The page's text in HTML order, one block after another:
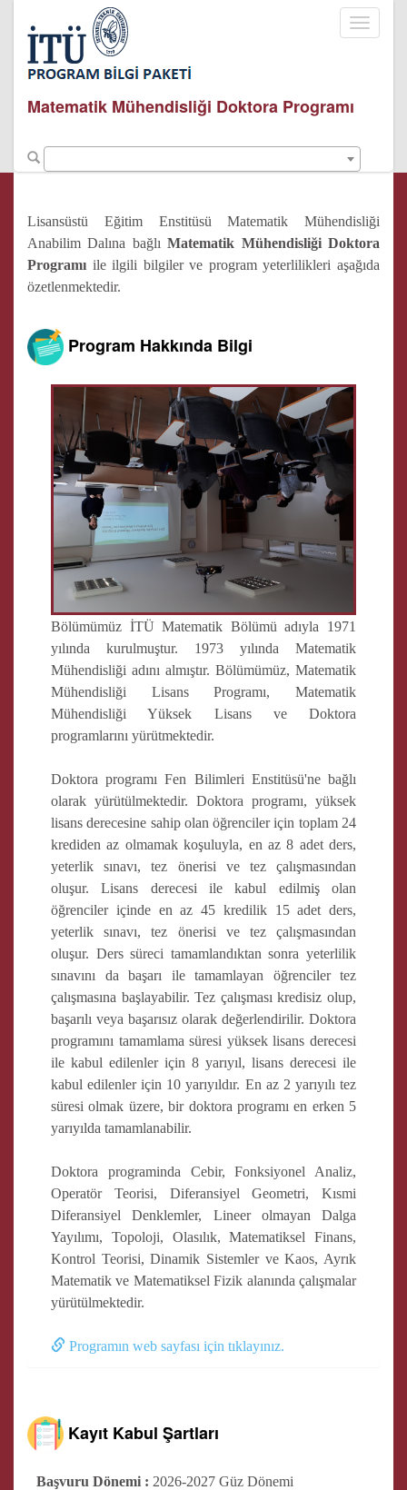
Toggle
Matematik Mühendisliği Doktora Programı
Lisansüstü Eğitim Enstitüsü Matematik Mühendisliği
Anabilim Dalına bağlıMatematik Mühendisliği Doktora
Programı ile ilgili bilgiler ve program yeterlilikleri aşağıda
özetlenmektedir.
Program Hakkında Bilgi
Bölümümüz İTÜ Matematik Bölümü adıyla 1971
yılında kurulmuştur. 1973 yılında Matematik
Mühendisliği adını almıştır. Bölümümüz, Matematik
Mühendisliği Lisans Programı, Matematik
Mühendisliği Yüksek Lisans ve Doktora
programlarını yürütmektedir.
Doktora programı Fen Bilimleri Enstitüsü'ne bağlı
olarak yürütülmektedir. Doktora programı, yüksek
lisans derecesine sahip olan öğrenciler için toplam 24
krediden az olmamak koşuluyla, en az 8 adet ders,
yeterlik sınavı, tez önerisi ve tez çalışmasından
oluşur. Lisans derecesi ile kabul edilmiş olan
öğrenciler içinde en az 45 kredilik 15 adet ders,
yeterlik sınavı, tez önerisi ve tez çalışmasından
oluşur. Ders süreci tamamlandıktan sonra yeterlilik
sınavını da başarı ile tamamlayan öğrenciler tez
çalışmasına başlayabilir. Tez çalışması kredisiz olup,
başarılı veya başarısız olarak değerlendirilir. Doktora
programını tamamlama süresi yüksek lisans derecesi
ile kabul edilenler için 8 yarıyıl, lisans derecesi ile
kabul edilenler için 10 yarıyıldır. En az 2 yarıyılı tez
süresi olmak üzere, bir doktora programı en erken 5
yarıyılda tamamlanabilir.
Doktora programinda Cebir, Fonksiyonel Analiz,
Operatör Teorisi, Diferansiyel Geometri, Kısmi
Diferansiyel Denklemler, Lineer olmayan Dalga
Yayılımı, Topoloji, Olasılık, Matematiksel Finans,
Kontrol Teorisi, Dinamik Sistemler ve Kaos, Ayrık
Matematik ve Matematiksel Fizik alanında çalışmalar
yürütülmektedir.
Programın web sayfası için tıklayınız.
Kayıt Kabul Şartları
Başvuru Dönemi : 2026-2027 Güz Dönemi